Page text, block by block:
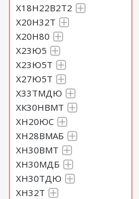
Х18Н22В2Т2
Х20Н32Т
Х20Н80
Х23Ю5
Х23Ю5Т
Х27Ю5Т
Х33ТМДЮ
ХК30НВМТ
ХН20ЮС
ХН28ВМАБ
ХН30ВМТ
ХН30МДБ
ХН30ТДЮ
ХН32Т